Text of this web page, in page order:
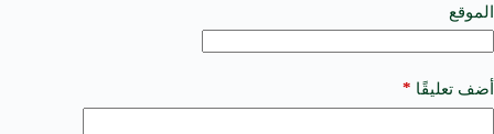
الموقع
أضف تعليقًا *
e
: